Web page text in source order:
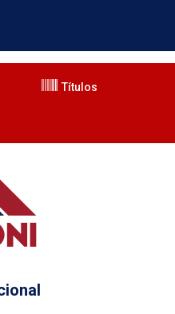
Títulos